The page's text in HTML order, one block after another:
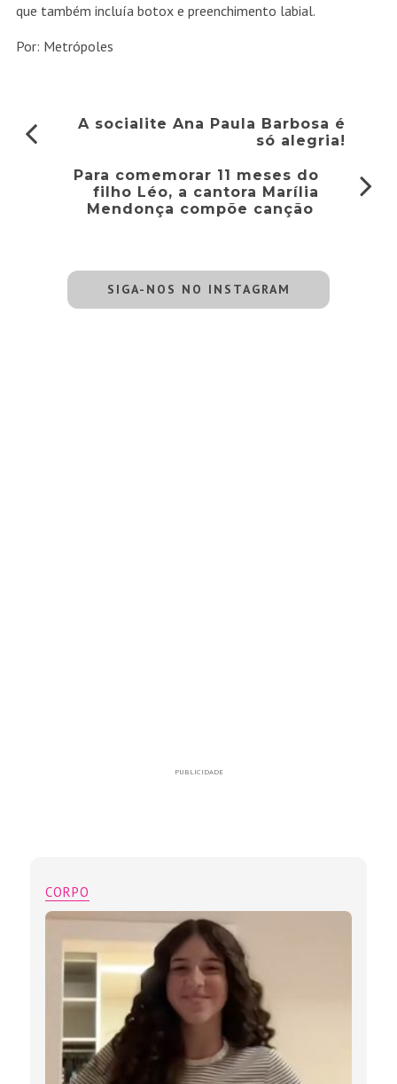
que também incluía botox e preenchimento labial.
Por: Metrópoles
A socialite Ana Paula Barbosa é
só alegria!
Para comemorar 11 meses do
filho Léo, a cantora Marília
Mendonça compõe canção
SIGA-NOS NO INSTAGRAM
PUBLICIDADE
CORPO